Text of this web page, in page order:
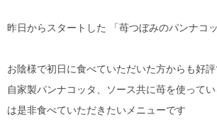
昨日からスタートした 「苺つぼみのパンナコ
お陰様で初日に食べていただいた方からも好評
自家製パンナコッタ、ソース共に苺を使って
は是非食べていただきたいメニューです